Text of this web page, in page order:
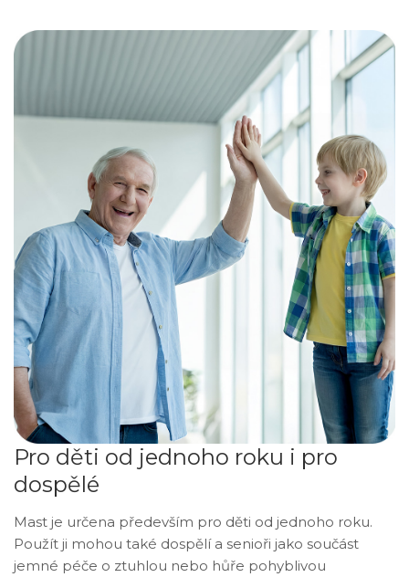
Pro děti od jednoho roku i pro
dospělé
Mast je určena především pro děti od jednoho roku.
Použít ji mohou také dospělí a senioři jako součást
jemné péče o ztuhlou nebo hůře pohyblivou